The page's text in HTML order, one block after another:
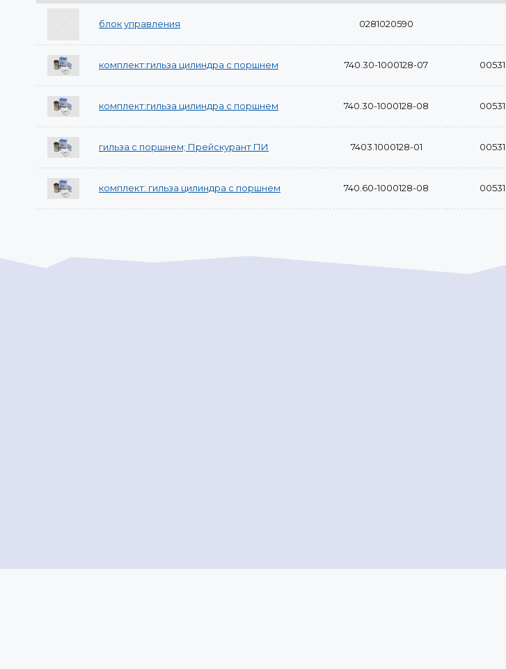
блок управления 0281020590
комплект:гильза цилиндра с поршнем 740.30-1000128-07
комплект:гильза цилиндра с поршнем 740.30-1000128-08
гильза с поршнем; Прейскурант ПИ 7403.1000128-01
комплект: гильза цилиндра с поршнем 740.60-1000128-08